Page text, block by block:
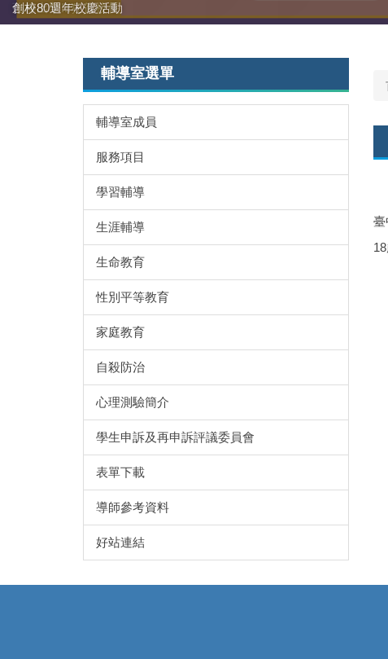
創校80週年校慶活動
強棒出擊!!!狂賀校長
輔導室選單
輔導室成員
服務項目
學習輔導
生涯輔導
生命教育
性別平等教育
家庭教育
自殺防治
心理測驗簡介
學生申訴及再申訴評議委員會
表單下載
導師參考資料
好站連結
臺